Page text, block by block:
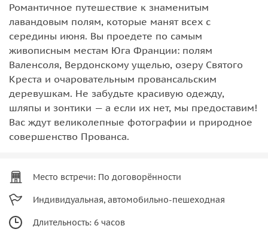
Романтичное путешествие к знаменитым
лавандовым полям, которые манят всех с
середины июня. Вы проедете по самым
живописным местам Юга Франции: полям
Валенсоля, Вердонскому ущелью, озеру Святого
Креста и очаровательным провансальским
деревушкам. Не забудьте красивую одежду,
шляпы и зонтики — а если их нет, мы предоставим!
Вас ждут великолепные фотографии и природное
совершенство Прованса.
Место встречи: По договорённости
Индивидуальная, автомобильно-пешеходная
Длительность: 6 часов